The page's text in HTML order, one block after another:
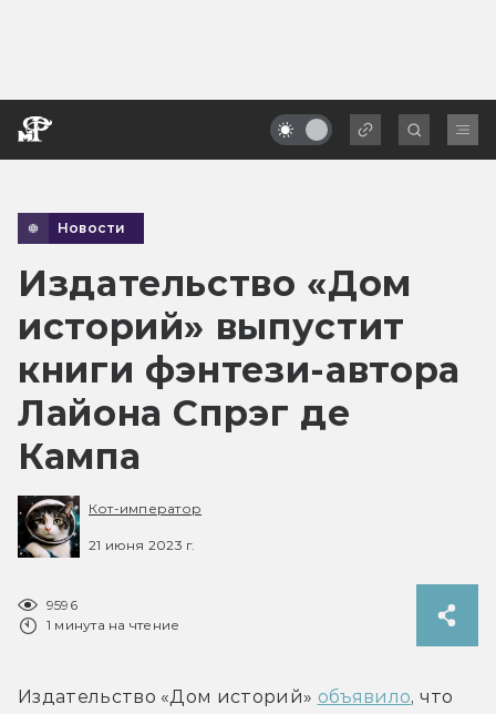
Новости
Издательство «Дом
историй» выпустит
книги фэнтези-автора
Лайона Спрэг де
Кампа
Кот-император
21 июня 2023 г.
9596
1 минута на чтение
Издательство «Дом историй» объявило, что